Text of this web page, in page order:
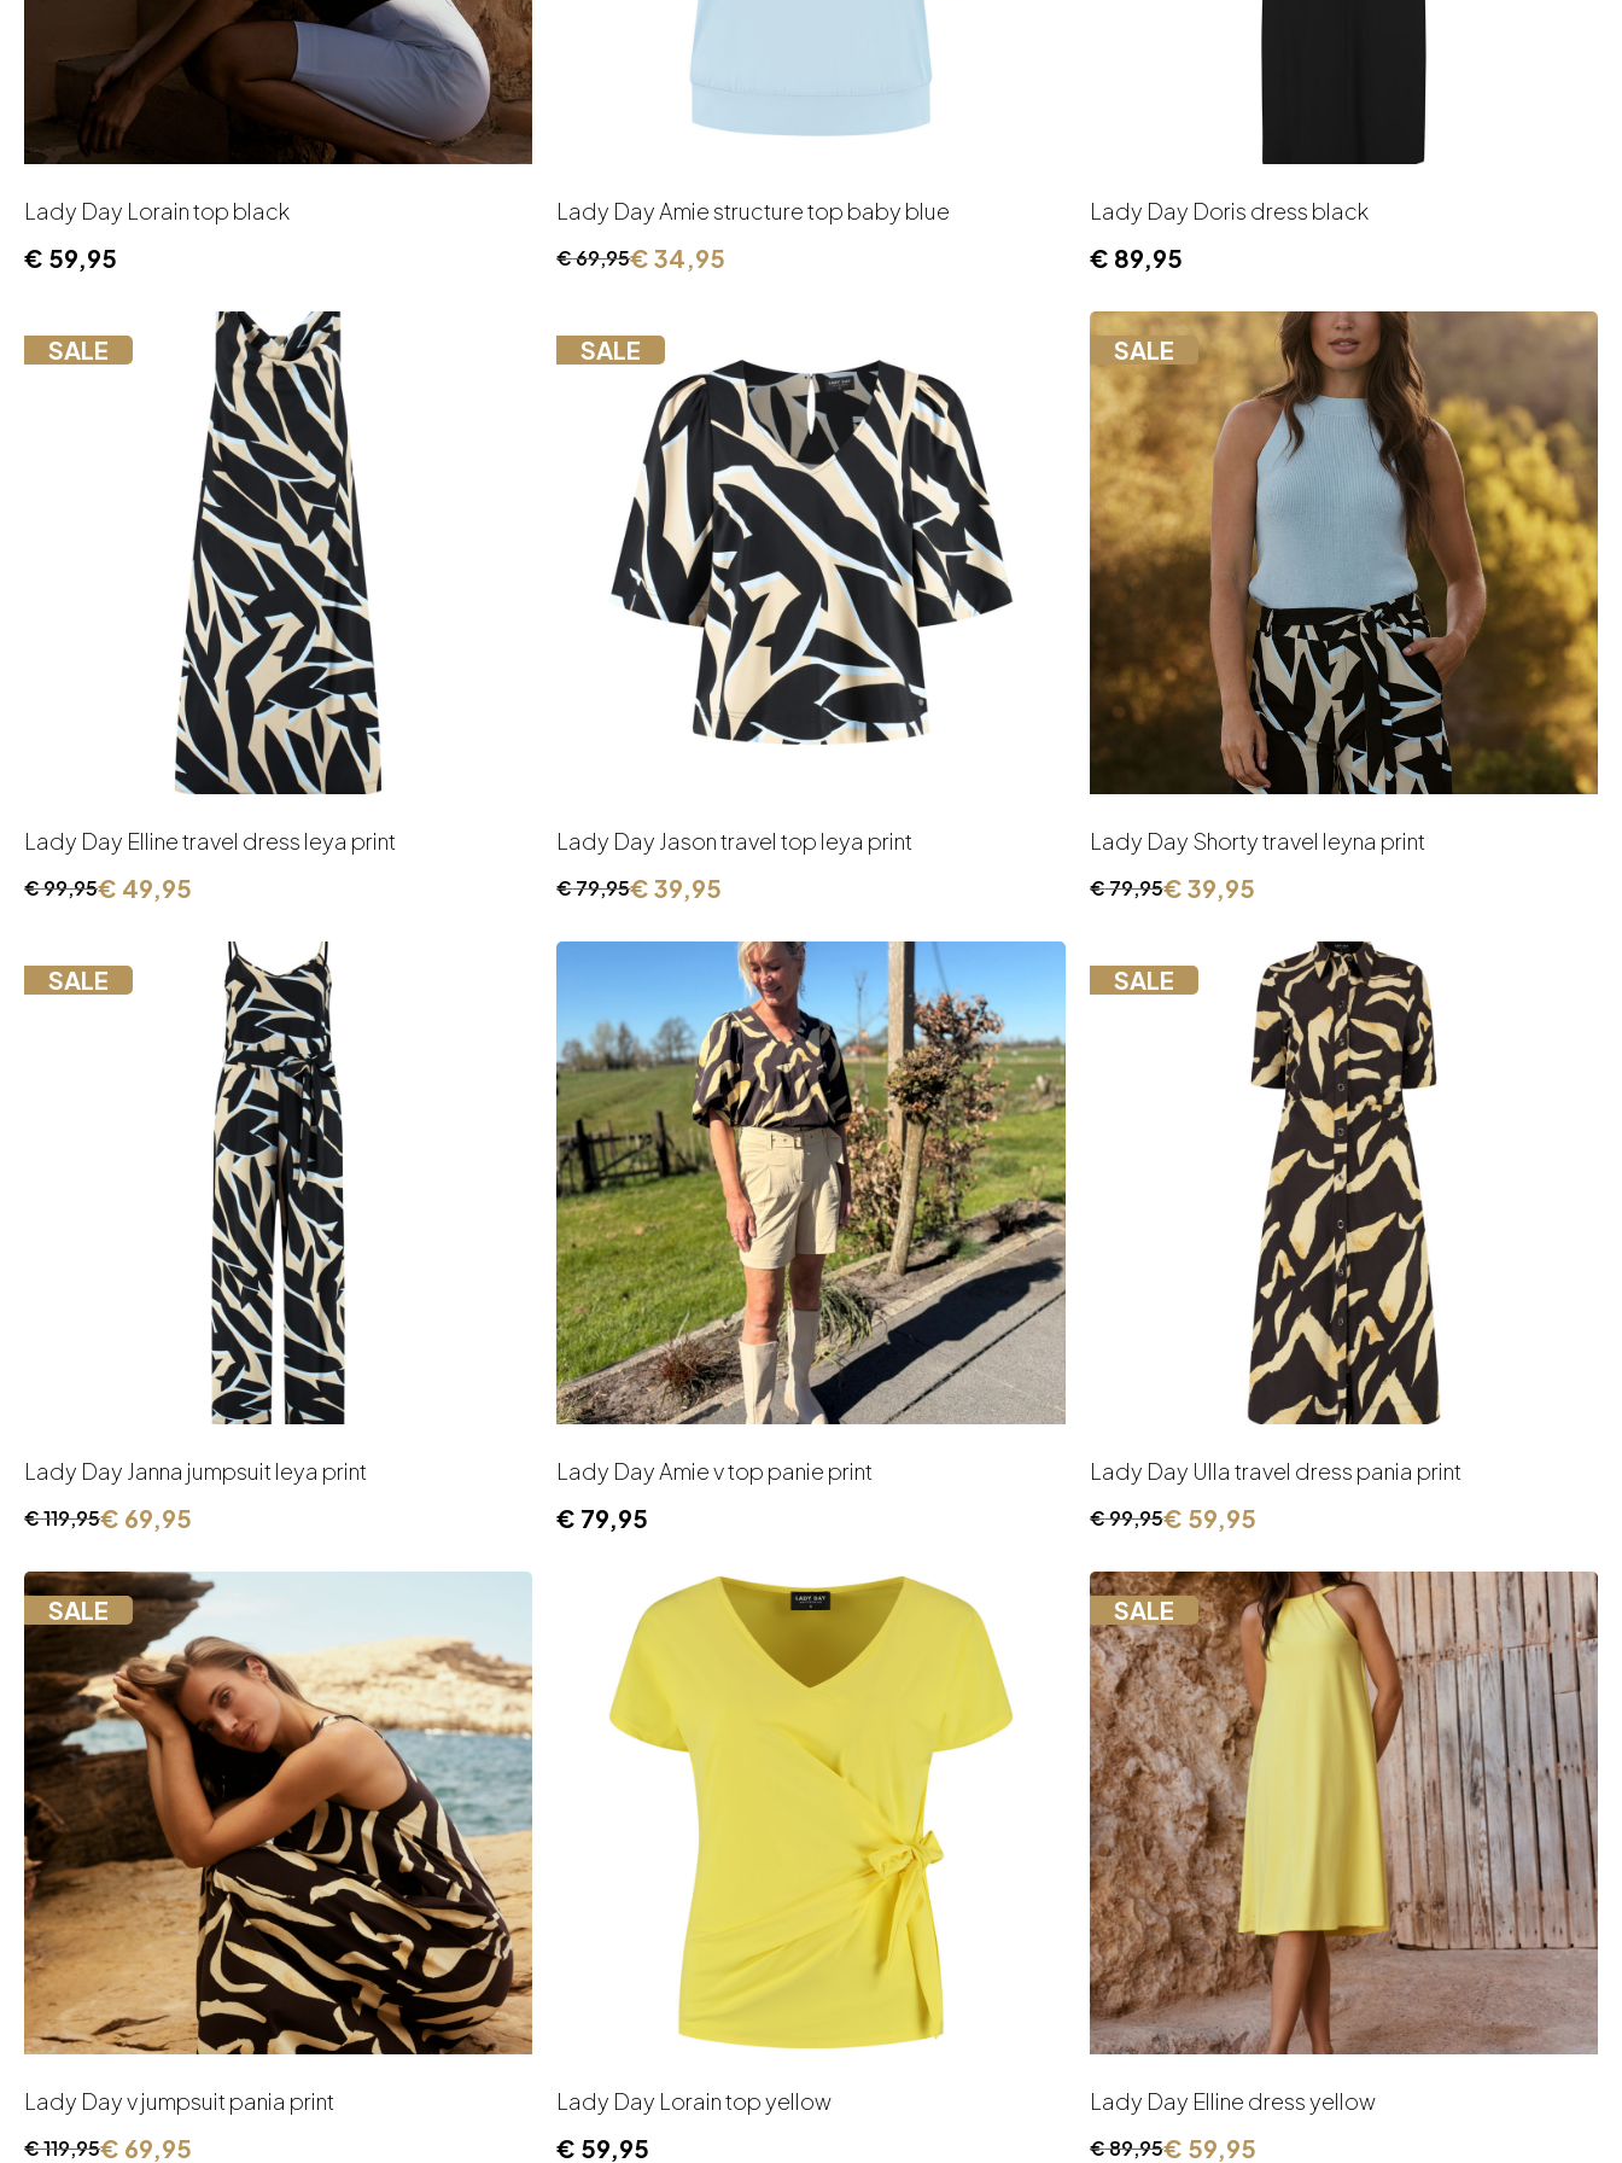
Lady Day Lorain top black
€ 59,95
Lady Day Amie structure top baby blue
€69,95
Oorspronkelijke
was:
€ 69,95.
€ 34,95
Huidige
is:
€ 34,95.
Lady Day Doris dress black
€ 89,95
SALE
Lady Day Elline travel dress leya print
€99,95
Oorspronkelijke
was:
€ 99,95.
€ 49,95
Huidige
is:
€ 49,95.
SALE
Lady Day Jason travel top leya print
€79,95
Oorspronkelijke
€ 39,95
Huidige
SALE
Lady Day Shorty travel leyna print
€79,95
Oorspronkelijke
was:
€ 79,95.
€ 39,95
Huidige
is:
€ 39,95.
SALE
Lady Day Janna jumpsuit leya print
€119,95
Oorspronkelijke
was:
€ 119,95.
€ 69,95
Huidige
is:
€ 69,95.
Lady Day Amie v top panie print
€ 79,95
SALE
Lady Day Ulla travel dress pania print
€99,95
Oorspronkelijke
was:
€ 99,95.
€ 59,95
Huidige
is:
€ 59,95.
SALE
Lady Day v jumpsuit pania print
€119,95€ 69,95
Lady Day Lorain top yellow
€ 59,95
SALE
Lady Day Elline dress yellow
€89,95€ 59,95